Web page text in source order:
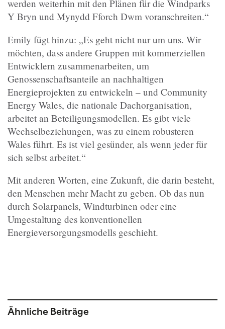
werden weiterhin mit den Plänen für die Windparks
Y Bryn und Mynydd Fforch Dwm voranschreiten.“
Emily fügt hinzu: „Es geht nicht nur um uns. Wir
möchten, dass andere Gruppen mit kommerziellen
Entwicklern zusammenarbeiten, um
Genossenschaftsanteile an nachhaltigen
Energieprojekten zu entwickeln – und Community
Energy Wales, die nationale Dachorganisation,
arbeitet an Beteiligungsmodellen. Es gibt viele
Wechselbeziehungen, was zu einem robusteren
Wales führt. Es ist viel gesünder, als wenn jeder für
sich selbst arbeitet.“
Mit anderen Worten, eine Zukunft, die darin besteht,
den Menschen mehr Macht zu geben. Ob das nun
durch Solarpanels, Windturbinen oder eine
Umgestaltung des konventionellen
Energieversorgungsmodells geschieht.
Ähnliche Beiträge